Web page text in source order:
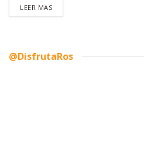
LEER MASDETAILS
@DisfrutaRos